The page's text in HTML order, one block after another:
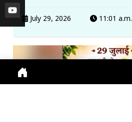
July 29, 2026 11:01 a.m.